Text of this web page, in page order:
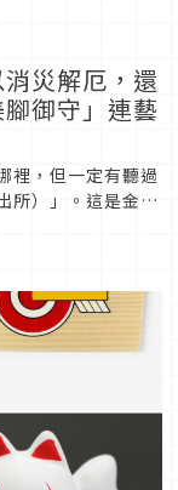
災解厄，還
御守」連藝
裡，但一定有聽過
所）」。這是金氏
烏龍派出所主角